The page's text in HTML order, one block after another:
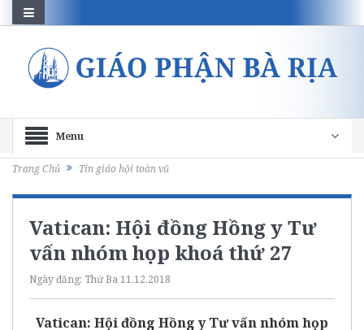
Menu
Trang Chủ Tin giáo hội toàn vũ
Vatican: Hội đồng Hồng y Tư
vấn nhóm họp khoá thứ 27
Ngày đăng: Thứ Ba 11.12.2018
Vatican: Hội đồng Hồng y Tư vấn nhóm họp